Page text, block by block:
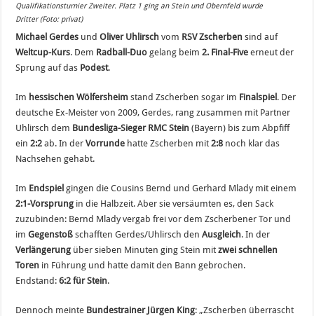
Qualifikationsturnier Zweiter. Platz 1 ging an Stein und Obernfeld wurde
Dritter (Foto: privat)
Michael Gerdes undOliver Uhlirsch vom RSV Zscherben sind auf
Weltcup-Kurs. Dem Radball-Duo gelang beim2. Final-Five erneut der
Sprung auf das Podest.
Im hessischen Wölfersheim stand Zscherben sogar im Finalspiel. Der
deutsche Ex-Meister von 2009, Gerdes, rang zusammen mit Partner
Uhlirsch dem Bundesliga-Sieger RMC Stein (Bayern) bis zum Abpfiff
ein2:2 ab. In derVorrunde hatte Zscherben mit2:8 noch klar das
Nachsehen gehabt.
Im Endspiel gingen die Cousins Bernd und Gerhard Mlady mit einem
2:1-Vorsprung in die Halbzeit. Aber sie versäumten es, den Sack
zuzubinden: Bernd Mlady vergab frei vor dem Zscherbener Tor und
imGegenstoß schafften Gerdes/Uhlirsch denAusgleich. In der
Verlängerung über sieben Minuten ging Stein mitzwei schnellen
Toren in Führung und hatte damit den Bann gebrochen.
Endstand:6:2 für Stein.
Dennoch meinte Bundestrainer Jürgen King: „Zscherben überrascht